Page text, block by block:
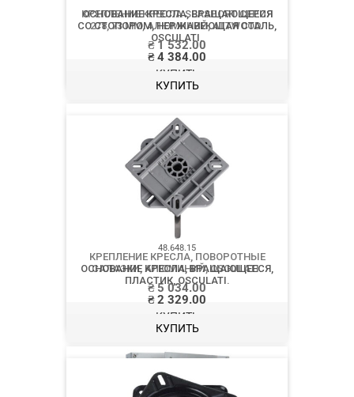
КРЕПЛЕНИЕ КРЕСЛА SEASPORT СЕРИЯ
278, 73 ММ, АЛЮМИНИЙ, ATTWOOD.
₴1 532.00
КУПИТЬ
48.713.00
КРЕПЛЕНИЕ КРЕСЛА, ПОВОРОТНЫЕ
САЛАЗКИ, АЛЮМИНИЙ, OSCULATI.
₴5 034.00
КУПИТЬ